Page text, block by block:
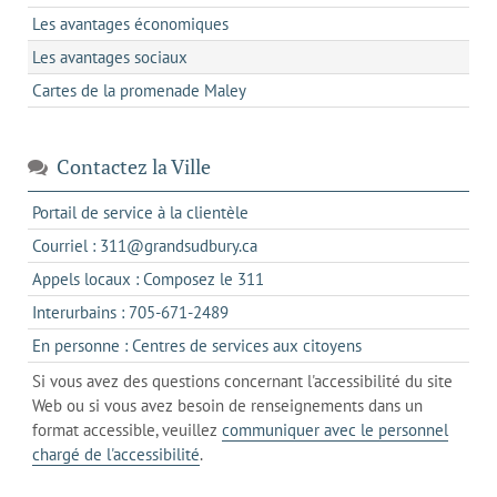
Les avantages économiques
Les avantages sociaux
Cartes de la promenade Maley
Contactez la Ville
Portail de service à la clientèle
dans
un
nouvel
Courriel : 311@grandsudbury.cas'ouvre
dans
votre
de
messagerie
Appels locaux : Composez le 311
dans
un
client
de
votre
téléphone
Interurbains : 705-671-2489s'ouvre
dans
un
client
de
votre
En personne : Centres de services aux citoyenss'ouvre
dans
l'onglet
actuel
Si vous avez des questions concernant l'accessibilité du site
Web ou si vous avez besoin de renseignements dans un
format accessible, veuillez communiquer avec le personnel
chargé de l'accessibilité.